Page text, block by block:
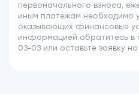
первоначального взноса,
иным платежам необходимо
оказывающих финансовые
информацией обратитесь в
03-03 или оставьте заявку